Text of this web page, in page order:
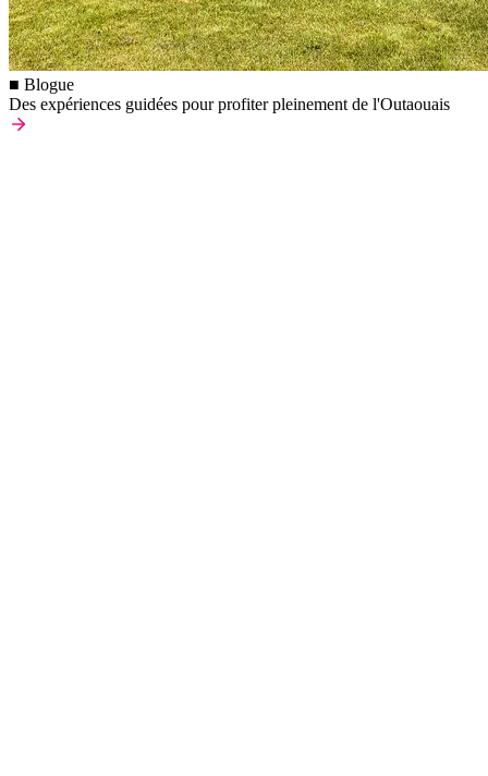
■ Blogue
Des expériences guidées pour profiter pleinement de l'Outaouais